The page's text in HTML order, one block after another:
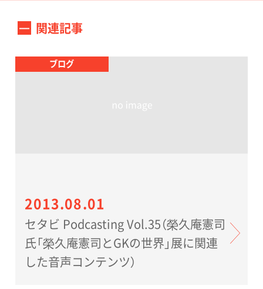
関連記事
ブログ
2013.08.01
セタビ Podcasting Vol.35（榮久庵憲司
氏「榮久庵憲司とGKの世界」展に関連
した音声コンテンツ）